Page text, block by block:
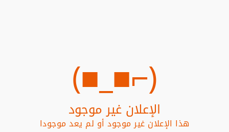
(⌐■_■)
الإعلان غير موجود
هذا الإعلان غير موجود أو لم يعد موجودا